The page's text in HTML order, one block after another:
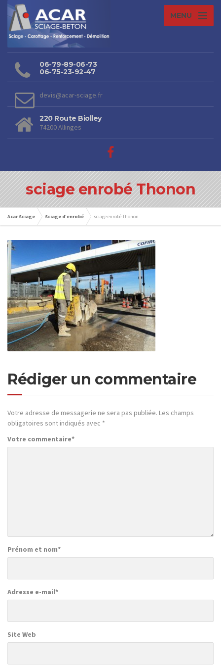
MENU
06-79-89-06-73
06-75-23-92-47
devis@acar-sciage.fr
220 Route Biolley
74200 Allinges
sciage enrobé Thonon
Acar Sciage Sciage d’enrobé sciage enrobé Thonon
Rédiger un commentaire
Votre adresse de messagerie ne sera pas publiée. Les champs
obligatoires sont indiqués avec *
Votre commentaire*
Prénom et nom*
Adresse e-mail*
Site Web